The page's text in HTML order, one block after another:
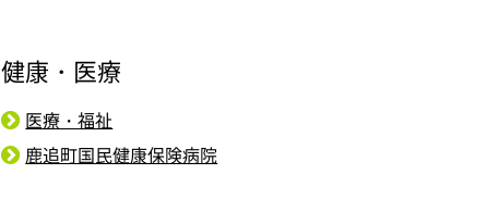
健康・医療
医療・福祉
鹿追町国民健康保険病院